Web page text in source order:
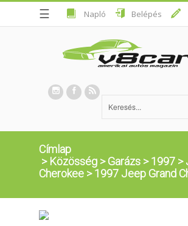
☰ Napló Belépés
Címlap
> Közösség >Garázs >1997 >
Cherokee >1997 Jeep Grand